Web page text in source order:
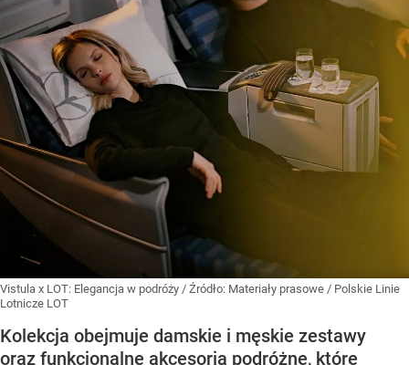
Vistula x LOT: Elegancja w podróży / Źródło: Materiały prasowe / Polskie Linie
Lotnicze LOT
Kolekcja obejmuje damskie i męskie zestawy
oraz funkcjonalne akcesoria podróżne, które